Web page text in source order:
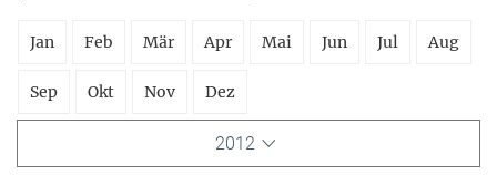
Jan Feb Mär Apr Mai Jun Jul Aug
Sep Okt Nov Dez
2012